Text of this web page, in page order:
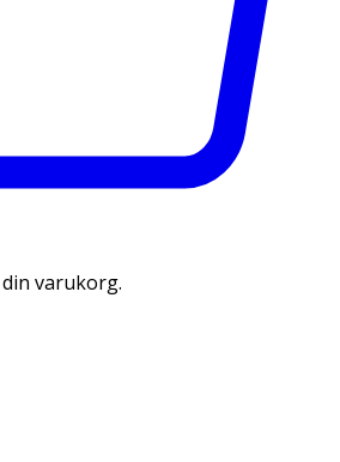
varukorg.